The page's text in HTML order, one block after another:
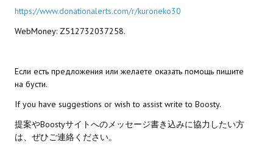
GTA 5
Mass Effect Andromeda
Neverwinter Nights 1
https://www.donationalerts.com/r/kuroneko30
WebMoney: Z512732037258.
Если есть предложения или желаете оказать помощь пишите
на бусти.
If you have suggestions or wish to assist write to Boosty.
提案やBoostyサイトへのメッセージ書き込みに協力したい方
は、ぜひご連絡ください。